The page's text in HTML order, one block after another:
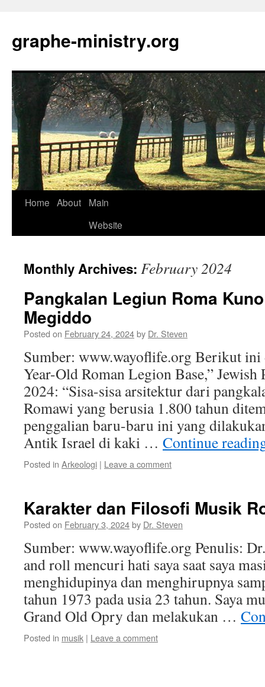
content
graphe-ministry.org
Home About
Main
Website
Monthly Archives: February 2024
Pangkalan Legiun Roma
Megiddo
Posted on February 24, 2024by Dr. Steven
Sumber: www.wayoflife.org Berikut
Year-Old Roman Legion Base,” Jewish
2024: “Sisa-sisa arsitektur dari
Romawi yang berusia 1.800 tahun
penggalian baru-baru ini yang
Antik Israel di kaki … Continue
Posted in Arkeologi | Leave a comment
Karakter dan Filosofi Musik
Posted on February 3, 2024by Dr. Steven
Sumber: www.wayoflife.org Penulis:
and roll mencuri hati saya saat saya
menghidupinya dan menghirupnya
tahun 1973 pada usia 23 tahun. Saya
Grand Old Opry dan melakukan …
Posted in musik | Leave a comment